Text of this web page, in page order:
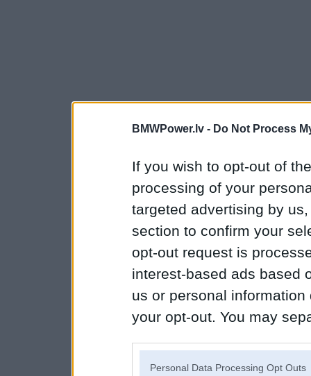
BMWPower.lv - Do Not Process
If you wish to opt-out of
processing of your
targeted advertising by
section to confirm your
opt-out request is
interest-based ads based
us or personal
your opt-out. You may
Personal Data Processing Opt Outs